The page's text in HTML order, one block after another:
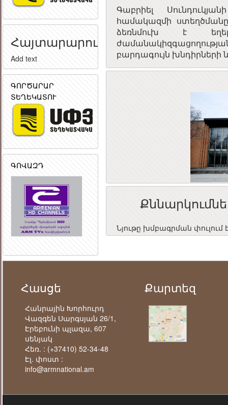
Հայտարարություն
Add text
ԳՈՐԾԱՐԱՐ
ՏԵՂԵԿԱՏՈՒ
ԳՈՎԱԶԴ
Գաբրիել
համակազմի
ձեռնմուխ է
բարդագույն խնդիրների
Նյութը խմբագրման փուլում է
Հասցե
Հանրային Խորհուրդ
Վազգեն Սարգսյան 26/1,
Էրեբունի պլազա, 607
սենյակ
Հեռ. : (+37410) 52-34-48
Էլ. փոստ :
info@armnational.am
Քարտեզ